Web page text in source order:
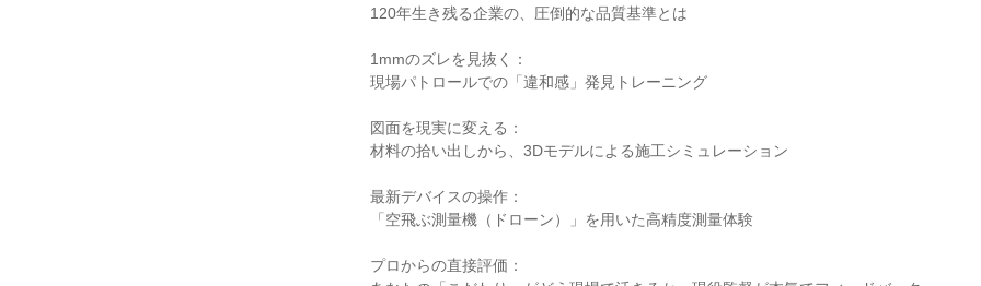
120年生き残る企業の、圧倒的な品質基準とは
1mmのズレを見抜く：
現場パトロールでの「違和感」発見トレーニング
図面を現実に変える：
材料の拾い出しから、3Dモデルによる施工シミュレーション
最新デバイスの操作：
「空飛ぶ測量機（ドローン）」を用いた高精度測量体験
プロからの直接評価：